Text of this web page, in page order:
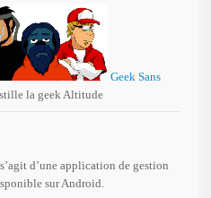
Geek Sans
la geek Altitude
d’une application de gestion
sur Android.